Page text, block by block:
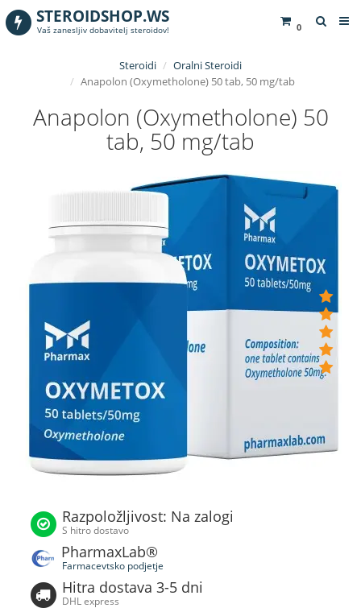
0
STEROIDSHOP.WS
Vaš zanesljiv dobavitelj steroidov!
Steroidi
Oralni Steroidi
Anapolon (Oxymetholone) 50 tab, 50 mg/tab
Anapolon (Oxymetholone) 50
tab, 50 mg/tab
Razpoložljivost: Na zalogi
S hitro dostavo
PharmaxLab®
Farmacevtsko podjetje
Hitra dostava 3-5 dni
DHL express